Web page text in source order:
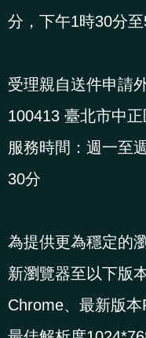
分，下午1時30分
受理親自送件申請
100413 臺北市中
服務時間：週一至
30分
為提供更為穩定的
新瀏覽器至以下版
Chrome、最新版